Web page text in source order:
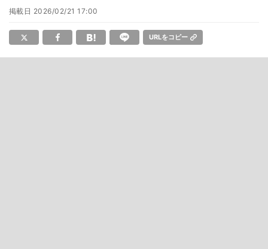
掲載日 2026/02/21 17:00
URLをコピー